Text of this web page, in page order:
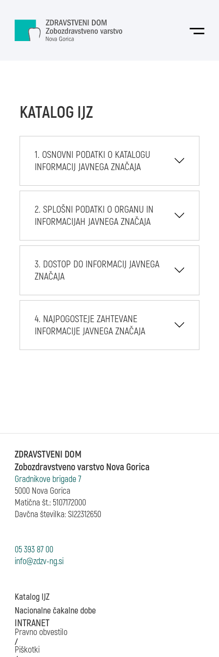
Odpri
KATALOG IJZ
1. OSNOVNI PODATKI O KATALOGU
INFORMACIJ JAVNEGA ZNAČAJA
2. SPLOŠNI PODATKI O ORGANU IN
INFORMACIJAH JAVNEGA ZNAČAJA
3. DOSTOP DO INFORMACIJ JAVNEGA
ZNAČAJA
4. NAJPOGOSTEJE ZAHTEVANE
INFORMACIJE JAVNEGA ZNAČAJA
ZDRAVSTVENI DOM
Zobozdravstveno varstvo Nova Gorica
Gradnikove brigade 7
5000 Nova Gorica
Matična št.: 5107172000
Davčna številka: SI22312650
05 393 87 00
Katalog IJZ
Nacionalne čakalne dobe
INTRANET
Pravno obvestilo
/
Piškotki